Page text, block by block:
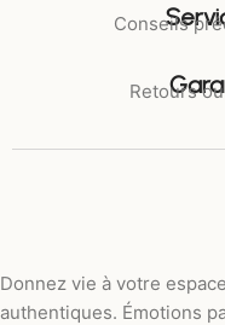
Conseils
Retours
Donnez vie à votre
authentiques. Émotions